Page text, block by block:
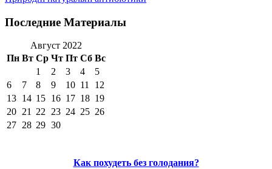
Последние Материалы
Август 2022
Пн Вт Ср Чт Пт Сб Вс
1
2 3 4
5
6
7 8 9 10 11
12
13 14 15 16 17 18 19
20 21 22 23 24 25 26
27 28 29 30
Как похудеть без голодания?